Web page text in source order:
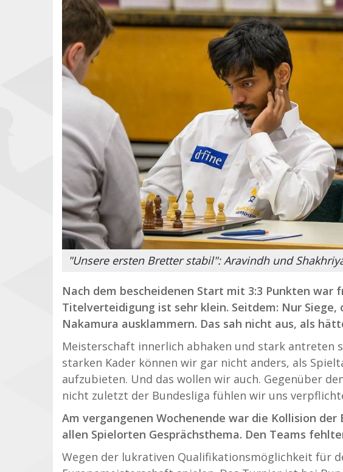
"Unsere ersten Bretter stabil": Aravindh und
Nach dem bescheidenen Start mit 3:3 Punkten war
Titelverteidigung ist sehr klein. Seitdem: Nur
Nakamura ausklammern. Das sah nicht aus, als
Meisterschaft innerlich abhaken und stark antreten
starken Kader können wir gar nicht anders, als
aufzubieten. Und das wollen wir auch. Gegenüber
nicht zuletzt der Bundesliga fühlen wir uns
Am vergangenen Wochenende war die Kollision
allen Spielorten Gesprächsthema. Den Teams
Wegen der lukrativen Qualifikationsmöglichkeit für